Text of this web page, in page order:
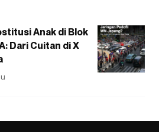
Anak di Blok
Dari Cuitan di X